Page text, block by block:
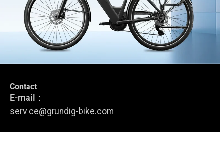
Abonnez-vous pour rester informé des dernières nouvelles, des
offres spéciales et des conseils sur les vélos électriques.
Contact
E-mail：
service@grundig-bike.com